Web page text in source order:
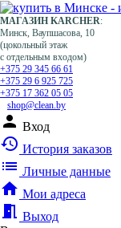
МАГАЗИН KARCHER:
Минск, Ваупшасова, 10
(цокольный этаж
с отдельным входом)
+375 29 345 66 61
+375 29 6 925 725
+375 17 362 05 05
shop@clean.by
person Вход
history История заказов
list Личные данные
home Мои адреса
meeting_room Выход